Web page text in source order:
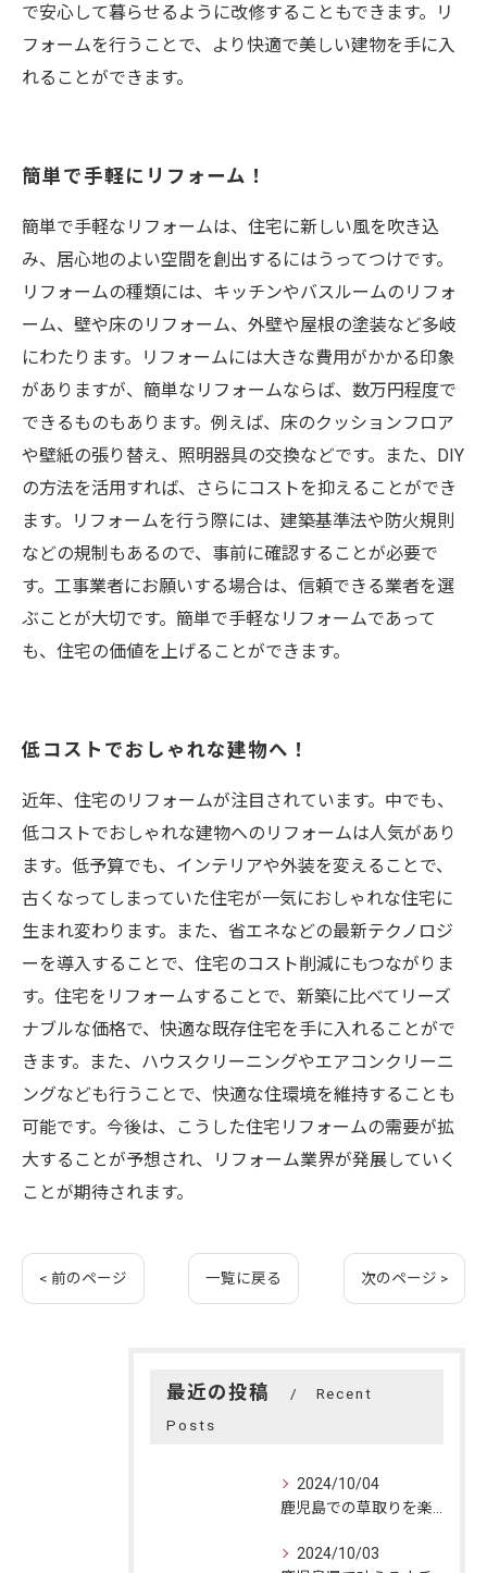
で安心して暮らせるように改修することもできます。リ
フォームを行うことで、より快適で美しい建物を手に入
れることができます。
簡単で手軽にリフォーム！
簡単で手軽なリフォームは、住宅に新しい風を吹き込
み、居心地のよい空間を創出するにはうってつけです。
リフォームの種類には、キッチンやバスルームのリフォ
ーム、壁や床のリフォーム、外壁や屋根の塗装など多岐
にわたります。リフォームには大きな費用がかかる印象
がありますが、簡単なリフォームならば、数万円程度で
できるものもあります。例えば、床のクッションフロア
や壁紙の張り替え、照明器具の交換などです。また、DIY
の方法を活用すれば、さらにコストを抑えることができ
ます。リフォームを行う際には、建築基準法や防火規則
などの規制もあるので、事前に確認することが必要で
す。工事業者にお願いする場合は、信頼できる業者を選
ぶことが大切です。簡単で手軽なリフォームであって
も、住宅の価値を上げることができます。
低コストでおしゃれな建物へ！
近年、住宅のリフォームが注目されています。中でも、
低コストでおしゃれな建物へのリフォームは人気があり
ます。低予算でも、インテリアや外装を変えることで、
古くなってしまっていた住宅が一気におしゃれな住宅に
生まれ変わります。また、省エネなどの最新テクノロジ
ーを導入することで、住宅のコスト削減にもつながりま
す。住宅をリフォームすることで、新築に比べてリーズ
ナブルな価格で、快適な既存住宅を手に入れることがで
きます。また、ハウスクリーニングやエアコンクリーニ
ングなども行うことで、快適な住環境を維持することも
可能です。今後は、こうした住宅リフォームの需要が拡
大することが予想され、リフォーム業界が発展していく
ことが期待されます。
< 前のページ 一覧に戻る 次のページ >
最近の投稿
Recent
Posts
2024/10/04
2024/10/03